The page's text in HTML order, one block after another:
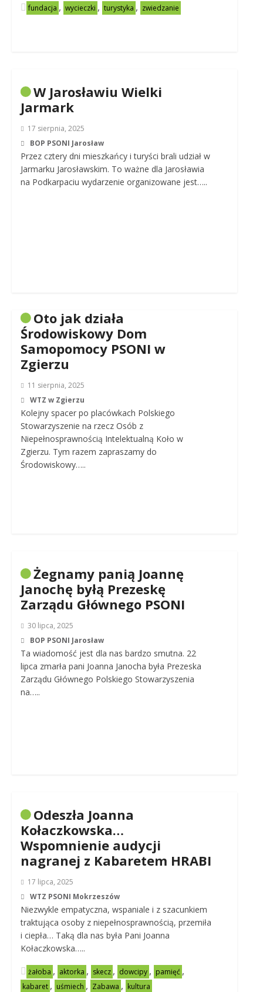
fundacja , wycieczki , turystyka , zwiedzanie
W Jarosławiu Wielki
Jarmark
17 sierpnia, 2025
BOP PSONI Jarosław
Przez cztery dni mieszkańcy i turyści brali udział w
Jarmarku Jarosławskim. To ważne dla Jarosławia
na Podkarpaciu wydarzenie organizowane jest…..
Oto jak działa
Środowiskowy Dom
Samopomocy PSONI w
Zgierzu
11 sierpnia, 2025
WTZ w Zgierzu
Kolejny spacer po placówkach Polskiego
Stowarzyszenie na rzecz Osób z
Niepełnosprawnością Intelektualną Koło w
Zgierzu. Tym razem zapraszamy do
Środowiskowy…..
Żegnamy panią Joannę
Janochę byłą Prezeskę
Zarządu Głównego PSONI
30 lipca, 2025
BOP PSONI Jarosław
Ta wiadomość jest dla nas bardzo smutna. 22
lipca zmarła pani Joanna Janocha była Prezeska
Zarządu Głównego Polskiego Stowarzyszenia
na…..
Odeszła Joanna
Kołaczkowska…
Wspomnienie audycji
nagranej z Kabaretem HRABI
17 lipca, 2025
WTZ PSONI Mokrzeszów
Niezwykle empatyczna, wspaniale i z szacunkiem
traktująca osoby z niepełnosprawnością, przemiła
i ciepła… Taką dla nas była Pani Joanna
Kołaczkowska…..
żałoba , aktorka , skecz , dowcipy , pamięć ,
kabaret , uśmiech , Zabawa , kultura